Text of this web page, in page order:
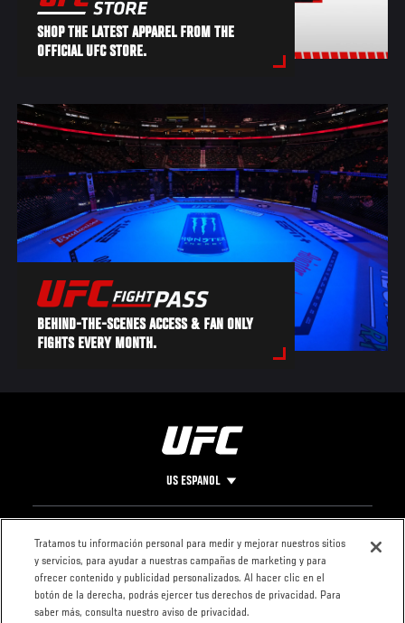
SHOP THE LATEST APPAREL FROM THE
OFFICIAL UFC STORE.
BEHIND-THE-SCENES ACCESS & FAN ONLY
FIGHTS EVERY MONTH.
US ESPANOL
Pie
de
Página
CONTACTO
LEGAL
Condiciones
Política de
privacidad
Tratamos tu información personal para medir y mejorar nuestros sitios
y servicios, para ayudar a nuestras campañas de marketing y para
ofrecer contenido y publicidad personalizados. Al hacer clic en el
botón de la derecha, podrás ejercer tus derechos de privacidad. Para
saber más, consulta nuestro aviso de privacidad.